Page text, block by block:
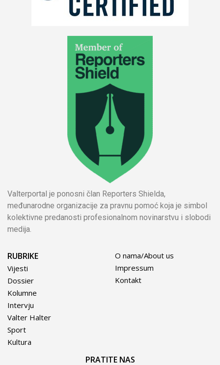
Valterportal je ponosni član Reporters Shielda,
međunarodne organizacije za pravnu pomoć koja je simbol
kolektivne predanosti profesionalnom novinarstvu i slobodi
medija.
RUBRIKE
Vijesti
Dossier
Kolumne
Intervju
Valter Halter
Sport
Kultura
O nama/About us
Impressum
Kontakt
PRATITE NAS